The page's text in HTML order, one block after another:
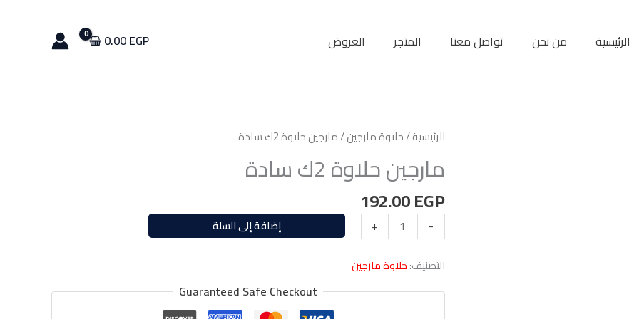
الرئيسية من نحن تواصل معنا المتجر العروض 0.00EGP
الرئيسية/حلاوة مارجين/ مارجين حلاوة 2ك سادة
مارجين حلاوة 2ك سادة
192.00EGP
-
+
إضافة إلى السلة
التصنيف:حلاوة مارجين
Guaranteed Safe Checkout